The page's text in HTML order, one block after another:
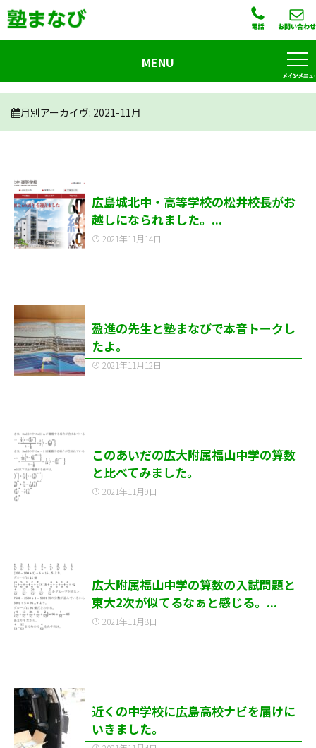
月別アーカイヴ: 2021-11月
広島城北中・高等学校の松井校長がお
越しになられました。...
2021年11月14日
盈進の先生と塾まなびで本音トークし
たよ。
2021年11月12日
このあいだの広大附属福山中学の算数
と比べてみました。
2021年11月9日
広大附属福山中学の算数の入試問題と
東大2次が似てるなぁと感じる。...
2021年11月8日
近くの中学校に広島高校ナビを届けに
いきました。
MENU